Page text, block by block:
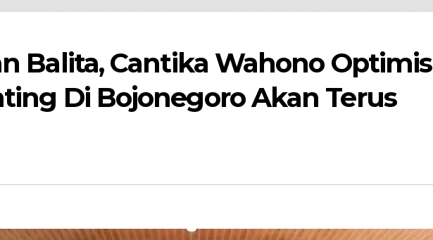
Balita, Cantika Wahono Optimis
Di Bojonegoro Akan Terus